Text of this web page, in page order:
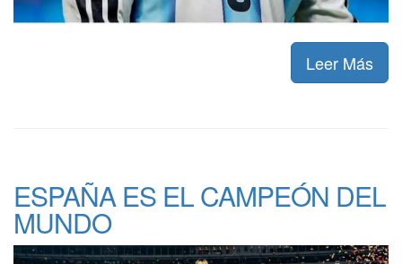
Leer Más
ESPAÑA ES EL CAMPEÓN DEL
MUNDO